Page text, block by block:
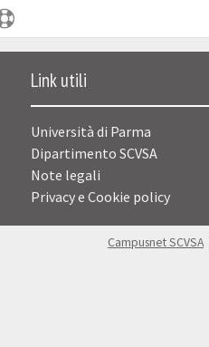
Link utili
Università di Parma
Dipartimento SCVSA
Note legali
Privacy e Cookie policy
Campusnet SCVSA